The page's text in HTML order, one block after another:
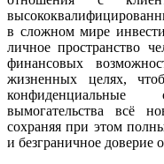
в сложном мире
личное пространство
финансовых
жизненных целях,
вымогательства всё
сохраняя при этом
и безграничное доверие